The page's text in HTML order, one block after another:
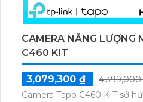
CAMERA NĂNG LƯỢNG
C460 KIT
3,079,300 ₫
4,399,000
Camera Tapo C460 KIT sở